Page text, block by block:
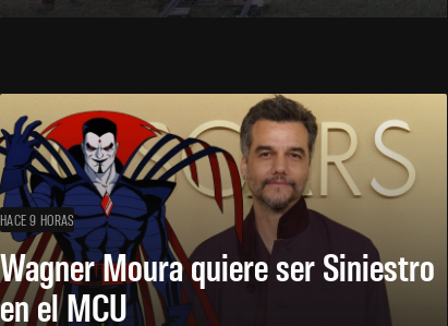
HACE 9 HORAS
Wagner Moura quiere ser Siniestro
en el MCU